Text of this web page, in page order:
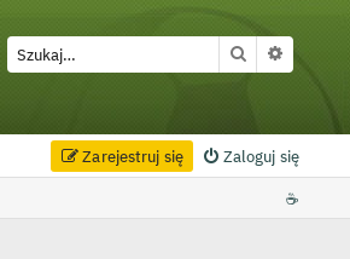
Szukaj
Zaloguj się
Zarejestruj się
☕